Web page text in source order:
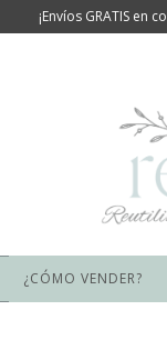
¡Envíos GRATIS en
¿CÓMO VENDER?